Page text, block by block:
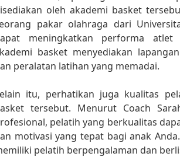
oleh akademi basket
pakar olahraga dari
meningkatkan performa atlet
basket menyediakan
peralatan latihan yang memadai.
itu, perhatikan juga kualitas
tersebut. Menurut Coach
pelatih yang berkualitas
motivasi yang tepat bagi anak
pelatih berpengalaman dan